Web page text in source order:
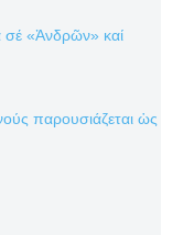
σέ «Ἀνδρῶν» καί
παρουσιάζεται ὡς